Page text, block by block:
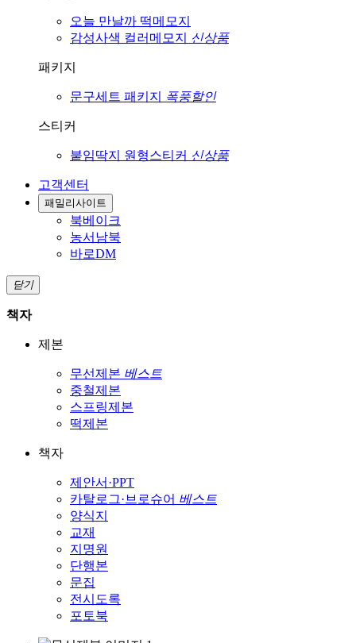
오늘 만날까 떡메모지
감성사색 컬러메모지 신상품
패키지
문구세트 패키지 폭풍할인
스티커
붙임딱지 원형스티커 신상품
고객센터
패밀리사이트
북베이크
농서남북
바로DM
닫기
책자
제본
무선제본 베스트
중철제본
스프링제본
떡제본
책자
제안서·PPT
카탈로그·브로슈어 베스트
양식지
교재
지명원
단행본
문집
전시도록
포토북